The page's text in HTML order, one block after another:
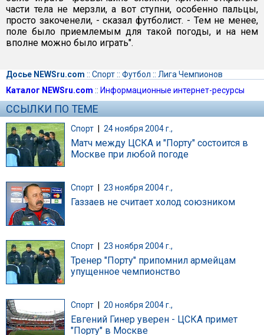
части тела не мерзли, а вот ступни, особенно пальцы,
просто закоченели, - сказал футболист. - Тем не менее,
поле было приемлемым для такой погоды, и на нем
вполне можно было играть".
Досье NEWSru.com :: Спорт:: Футбол :: Лига Чемпионов
Каталог NEWSru.com :: Информационные интернет-ресурсы
ССЫЛКИ ПО ТЕМЕ
Спорт | 24 ноября 2004 г.,
Матч между ЦСКА и "Порту" состоится в
Москве при любой погоде
Спорт 23 ноября 2004 г.,
Газзаев не считает холод союзником
Спорт 23 ноября 2004 г.,
Тренер "Порту" припомнил армейцам
упущенное чемпионство
Спорт 20 ноября 2004 г.,
Евгений Гинер уверен - ЦСКА примет
"Порту" в Москве